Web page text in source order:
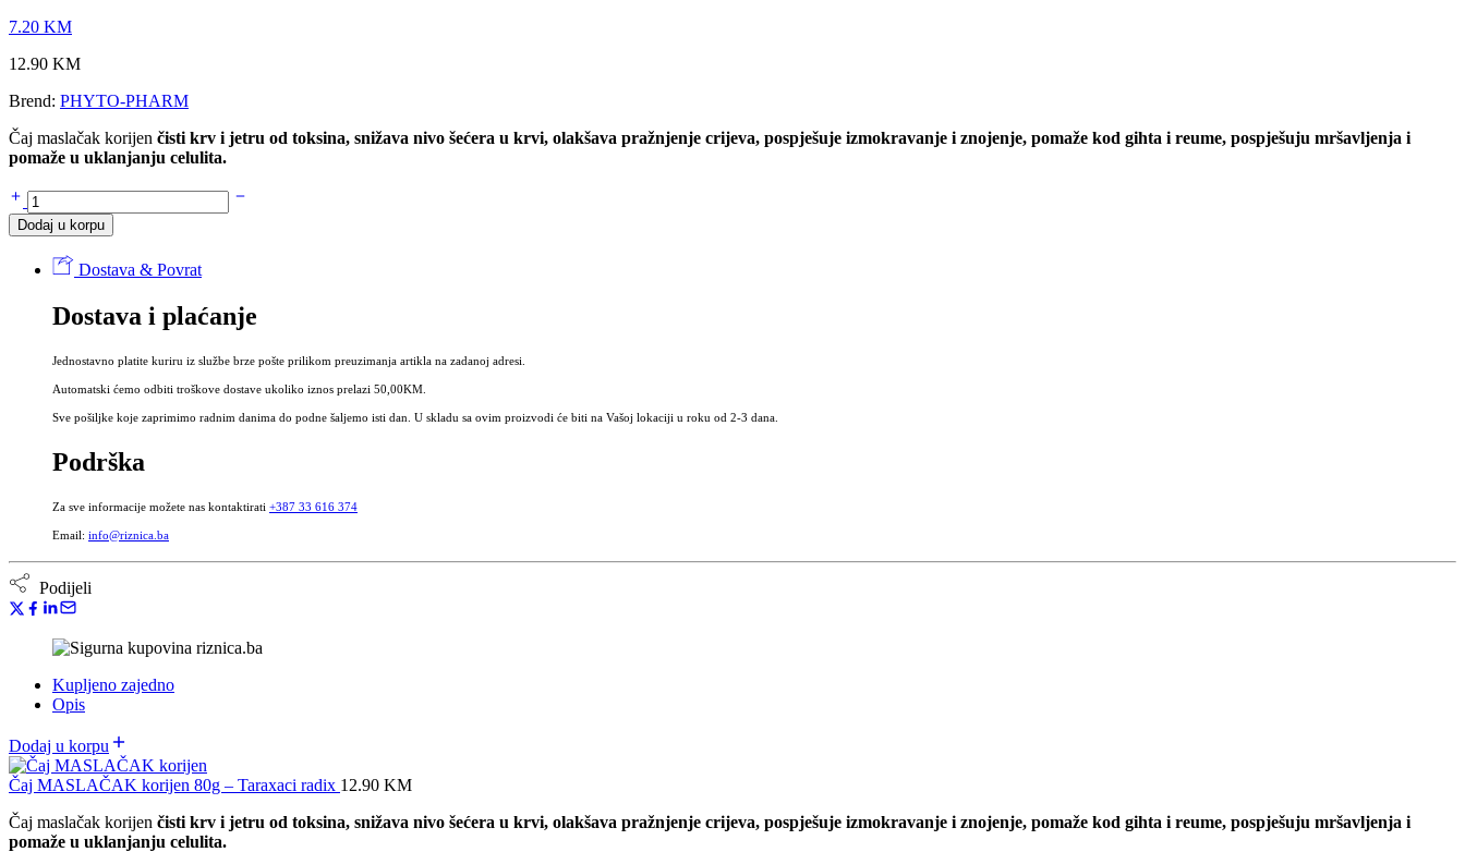
7.20 KM
12.90 KM
Brend: PHYTO-PHARM
Čaj maslačak korijen čisti krv i jetru od toksina, snižava nivo šećera u krvi, olakšava pražnjenje crijeva, pospješuje izmokravanje i znojenje, pomaže kod gihta i reume, pospješuju mršavljenja i
pomaže u uklanjanju celulita.
Čaj
MASLAČAK
korijen
količina
Dodaj u korpu
Dostava & Povrat
Dostava i plaćanje
Jednostavno platite kuriru iz službe brze pošte prilikom preuzimanja artikla na zadanoj adresi.
Automatski ćemo odbiti troškove dostave ukoliko iznos prelazi 50,00KM.
Sve pošiljke koje zaprimimo radnim danima do podne šaljemo isti dan. U skladu sa ovim proizvodi će biti na Vašoj lokaciji u roku od 2-3 dana.
Podrška
Za sve informacije možete nas kontaktirati +387 33 616 374
Email: info@riznica.ba
Podijeli
Kupljeno zajedno
Opis
Dodaj u korpu
Čaj MASLAČAK korijen 80g – Taraxaci radix 12.90 KM
Čaj maslačak korijen čisti krv i jetru od toksina, snižava nivo šećera u krvi, olakšava pražnjenje crijeva, pospješuje izmokravanje i znojenje, pomaže kod gihta i reume, pospješuju mršavljenja i
pomaže u uklanjanju celulita.